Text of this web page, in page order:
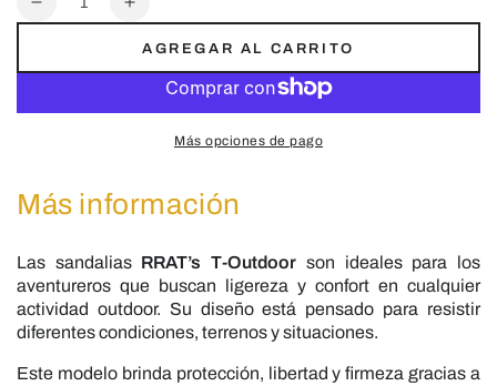
Reducir
Aumentar
para
Sandalias
AGREGAR AL CARRITO
Más opciones de pago
Más información
Las sandaliasRRAT’s T-Outdoor son ideales para los
aventureros que buscan ligereza y confort en cualquier
actividad outdoor. Su diseño está pensado para resistir
diferentes condiciones, terrenos y situaciones.
Este modelo brinda protección, libertad y firmeza gracias a